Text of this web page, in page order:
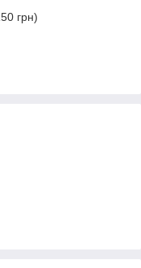
грн)